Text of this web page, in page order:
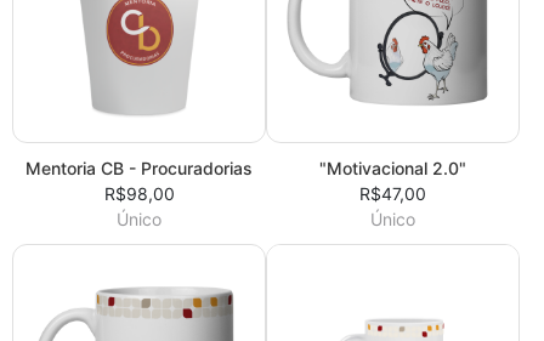
Mentoria CB - Procuradorias
R$98,00
Único
"Motivacional 2.0"
R$47,00
Único